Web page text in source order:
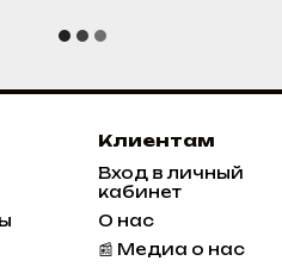
Клиентам
Вход в личный
кабинет
О нас
📰 Медиа о нас